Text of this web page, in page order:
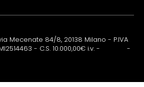
Mecenate 84/8, 20138 Milano - P.IVA
- C.S. 10.000,00€ i.v. -
-